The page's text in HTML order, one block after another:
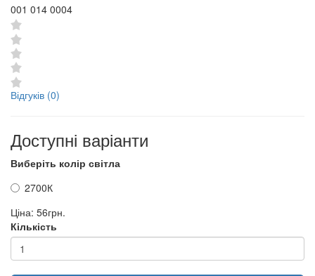
001 014 0004
Відгуків (0)
Доступні варіанти
Виберіть колір світла
2700К
Ціна: 56грн.
Кількість